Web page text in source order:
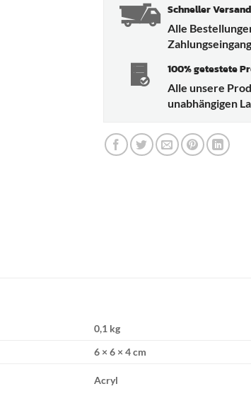
Schneller Versand
Alle
100% getestete
Alle unsere
unabhängigen
0,1 kg
6 × 6 × 4 cm
Acryl